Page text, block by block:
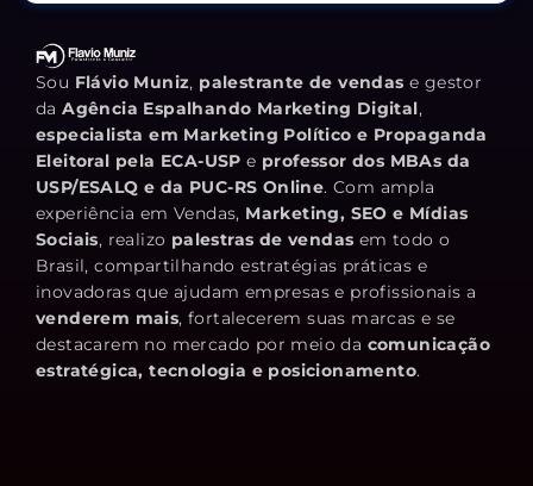
Sou Flávio Muniz, palestrante de vendas e gestor
daAgência Espalhando Marketing Digital,
especialista em Marketing Político e Propaganda
Eleitoral pela ECA-USP e professor dos MBAs da
USP/ESALQ e da PUC-RS Online. Com ampla
experiência em Vendas, Marketing, SEO e Mídias
Sociais, realizo palestras de vendas em todo o
Brasil, compartilhando estratégias práticas e
inovadoras que ajudam empresas e profissionais a
venderem mais, fortalecerem suas marcas e se
destacarem no mercado por meio da comunicação
estratégica, tecnologia e posicionamento.